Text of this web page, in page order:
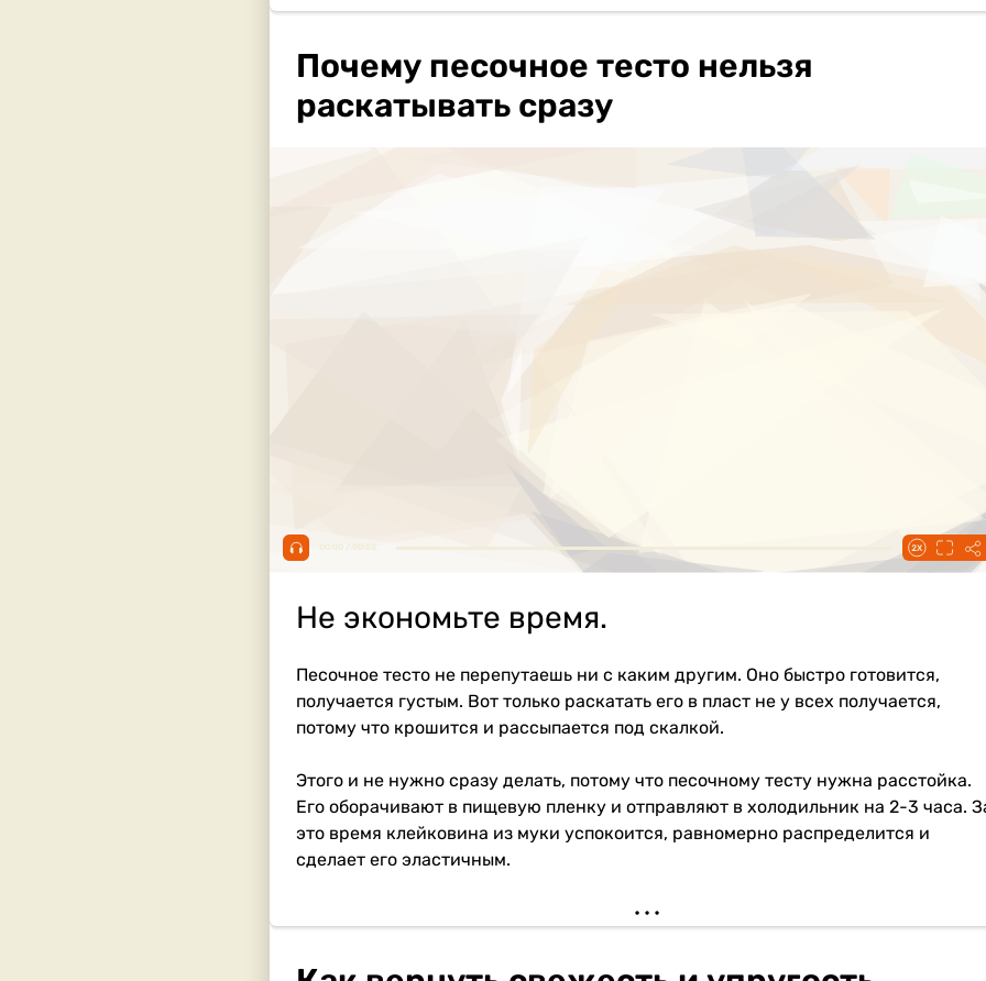
Почему песочное тесто нельзя
раскатывать сразу
00:00 / 00:52
Не экономьте время.
Песочное тесто не перепутаешь ни с каким другим. Оно быстро готовится,
получается густым. Вот только раскатать его в пласт не у всех получается,
потому что крошится и рассыпается под скалкой.
Этого и не нужно сразу делать, потому что песочному тесту нужна расстойка.
Его оборачивают в пищевую пленку и отправляют в холодильник на 2-3 часа.
это время клейковина из муки успокоится, равномерно распределится и
сделает его эластичным.